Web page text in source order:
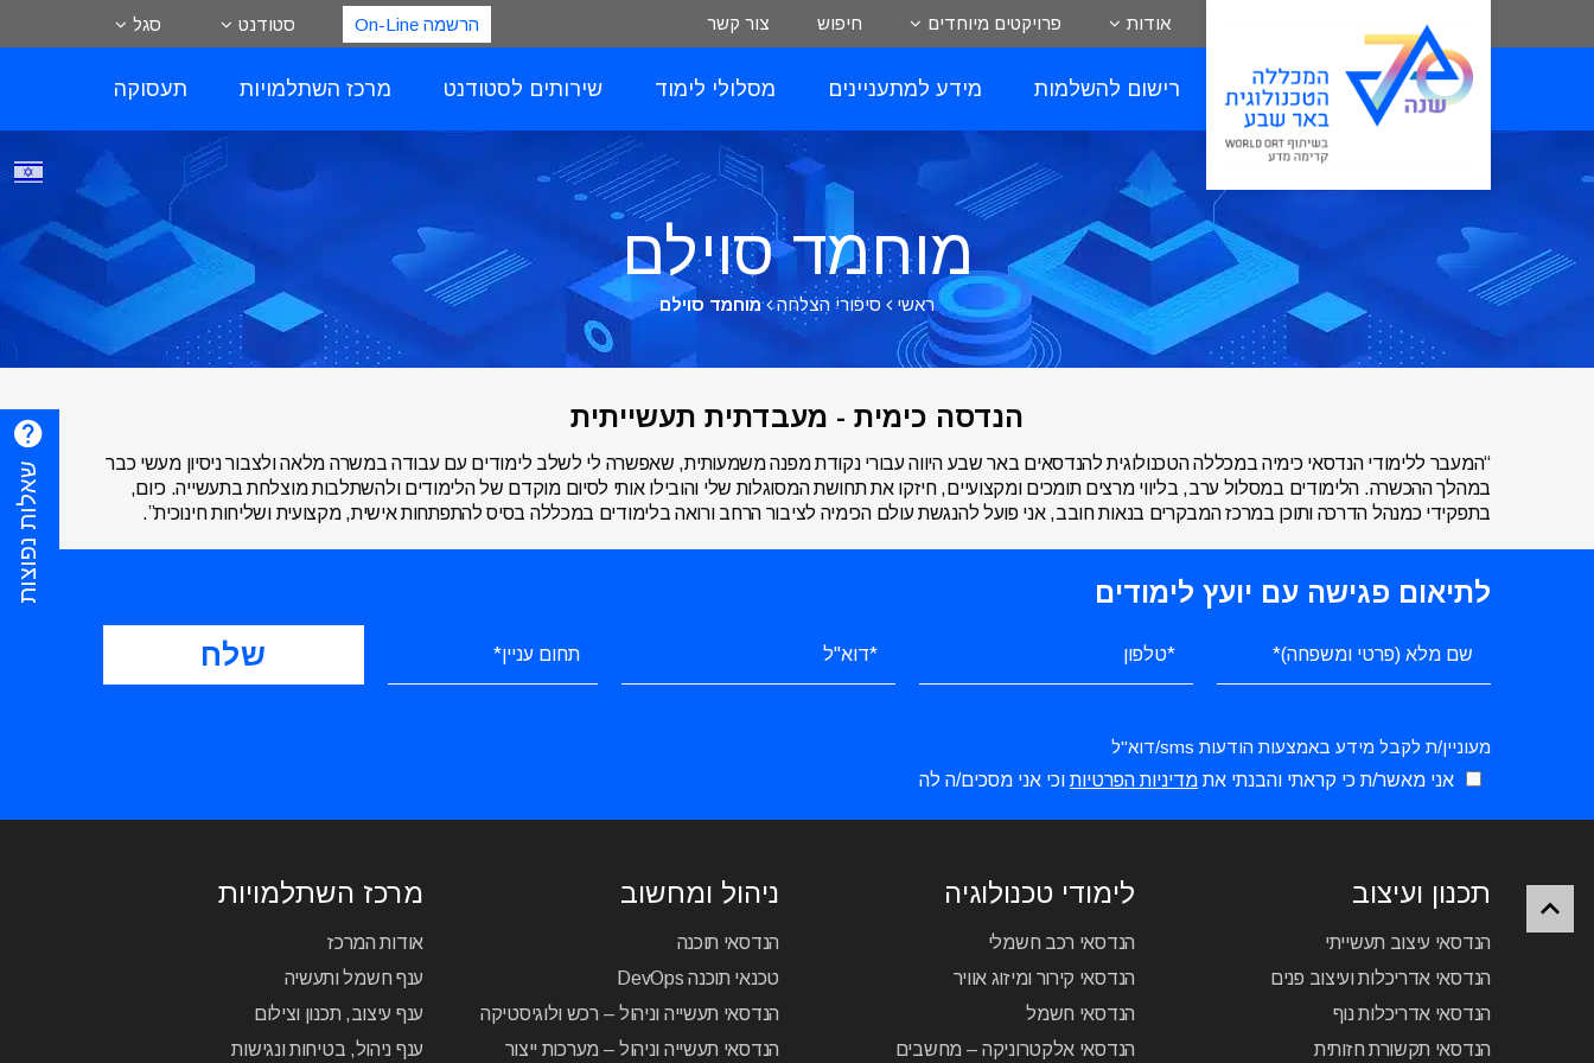
אודות פרויקטים מיוחדים חיפוש צור קשר הרשמה On-Line סטודנט סגל
רישום להשלמות מידע למתעניינים מסלולי לימוד שירותים לסטודנט מרכז השתלמויות תעסוקה
מוחמד סוילם
ראשי סיפורי הצלחה מוחמד סוילם
הנדסה כימית - מעבדתית תעשייתית
“המעבר ללימודי הנדסאי כימיה במכללה הטכנולוגית להנדסאים באר שבע היווה עבורי נקודת מפנה משמעותית, שאפשרה לי לשלב לימודים עם עבודה במשרה מלאה ולצבור ניסיון מעשי כבר
במהלך ההכשרה. הלימודים במסלול ערב, בליווי מרצים תומכים ומקצועיים, חיזקו את תחושת המסוגלות שלי והובילו אותי לסיום מוקדם של הלימודים ולהשתלבות מוצלחת בתעשייה. כיום,
בתפקידי כמנהל הדרכה ותוכן במרכז המבקרים בנאות חובב, אני פועל להנגשת עולם הכימיה לציבור הרחב ורואה בלימודים במכללה בסיס להתפתחות אישית, מקצועית ושליחות חינוכית”.
לתיאום פגישה עם יועץ לימודים
מעוניין/ת לקבל מידע באמצעות הודעות sms/דוא"ל
אני מאשר/ת כי קראתי והבנתי את מדיניות הפרטיות וכי אני מסכים/ה לה
תכנון ועיצוב
הנדסאי עיצוב תעשייתי
הנדסאי אדריכלות ועיצוב פנים
הנדסאי אדריכלות נוף
הנדסאי תקשורת חזותית
לימודי טכנולוגיה
הנדסאי רכב חשמלי
הנדסאי קירור ומיזוג אוויר
הנדסאי חשמל
הנדסאי אלקטרוניקה – מחשבים
ניהול ומחשוב
הנדסאי תוכנה
טכנאי תוכנה DevOps
הנדסאי תעשייה וניהול – רכש ולוגיסטיקה
הנדסאי תעשייה וניהול – מערכות ייצור
מרכז השתלמויות
אודות המרכז
ענף חשמל ותעשיה
ענף עיצוב, תכנון וצילום
ענף ניהול, בטיחות ונגישות
שאלות נפוצות